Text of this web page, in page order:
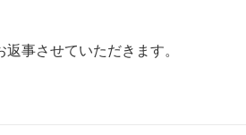
事させていただきます。